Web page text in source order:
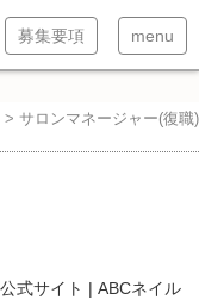
T
o
a
募集要項
T
o
a
menu
> サロンマネージャー(復職)